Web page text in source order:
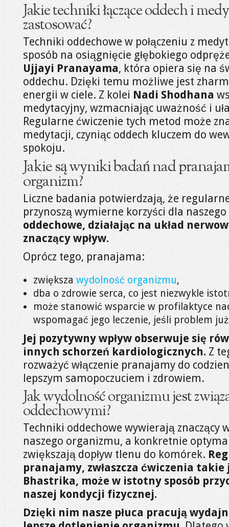
Jakie techniki łączące oddech i
zastosować?
Techniki oddechowe w połączeniu z
sposób na osiągnięcie głębokiego
Ujjayi Pranayama, która opiera się na
oddechu. Dzięki temu możliwe jest
energii w ciele. Z kolei Nadi Shodhana
medytacyjny, wzmacniając uważność i
Regularne ćwiczenie tych metod może
medytacji, czyniąc oddech kluczem do
spokoju.
Jakie są wyniki badań nad
organizm?
Liczne badania potwierdzają, że
przynoszą wymierne korzyści dla
oddechowe, działając na układ
znaczący wpływ.
Oprócz tego, pranajama:
zwiększa wydolność organizmu,
dba o zdrowie serca, co jest niezwykle
może stanowić wsparcie w profilaktyce
wspomagać jego leczenie, jeśli problem
Jej pozytywny wpływ obserwuje się
innych schorzeń kardiologicznych. Z
rozważyć włączenie pranajamy do
lepszym samopoczuciem i zdrowiem.
Jak wydolność organizmu jest
oddechowymi?
Techniki oddechowe wywierają znaczący
naszego organizmu, a konkretnie
zwiększają dopływ tlenu do komórek.
pranajamy, zwłaszcza ćwiczenia
Bhastrika, może w istotny sposób
naszej kondycji fizycznej.
Dzięki nim nasze płuca pracują